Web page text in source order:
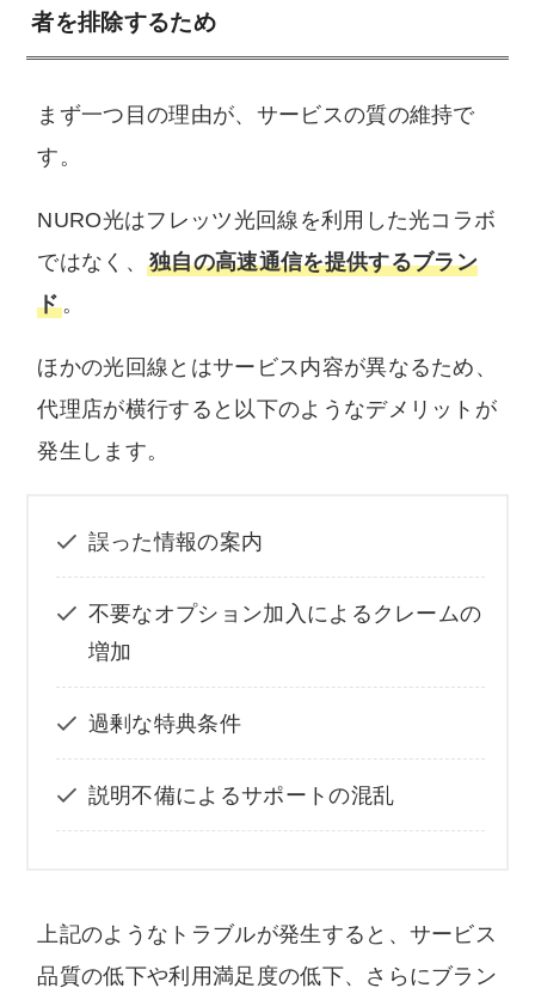
者を排除するため
まず一つ目の理由が、サービスの質の維持で
す。
NURO光はフレッツ光回線を利用した光コラボ
ではなく、 独自の高速通信を提供するブラン
ド。
ほかの光回線とはサービス内容が異なるため、
代理店が横行すると以下のようなデメリットが
発生します。
誤った情報の案内
不要なオプション加入によるクレームの
増加
過剰な特典条件
説明不備によるサポートの混乱
上記のようなトラブルが発生すると、サービス
品質の低下や利用満足度の低下、さらにブラン